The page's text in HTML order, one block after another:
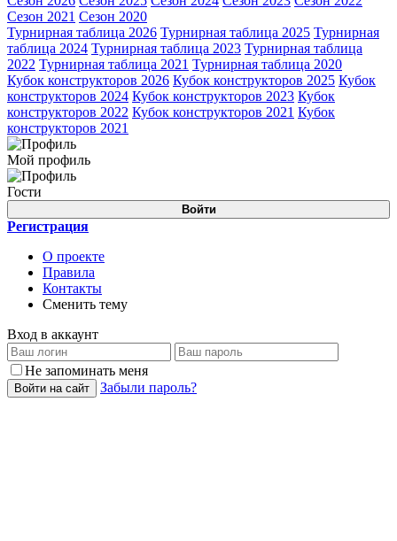
Сезон 2021 Сезон 2020
Турнирная таблица 2026 Турнирная таблица 2025 Турнирная
таблица 2024 Турнирная таблица 2023 Турнирная таблица
2022 Турнирная таблица 2021 Турнирная таблица 2020
Кубок конструкторов 2026 Кубок конструкторов 2025 Кубок
конструкторов 2024 Кубок конструкторов 2023 Кубок
конструкторов 2022 Кубок конструкторов 2021 Кубок
конструкторов 2021
Мой профиль
Гости
Войти
Регистрация
О проекте
Правила
Контакты
Сменить тему
Вход в аккаунт
Не запоминать меня
Войти на сайт Забыли пароль?